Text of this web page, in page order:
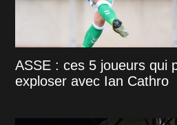
ASSE : ces 5 joueurs qui
exploser avec Ian Cathro